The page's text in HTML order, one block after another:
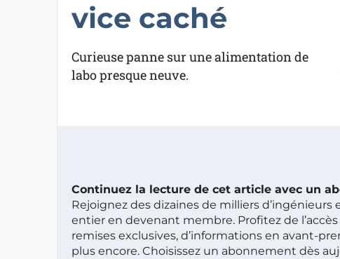
vice caché
Curieuse panne sur une alimentation de
labo presque neuve.
Continuez la lecture de cet article avec un
Rejoignez des dizaines de milliers
entier en devenant membre. Profitez de
remises exclusives, d’informations en avant-
plus encore. Choisissez un abonnement dès